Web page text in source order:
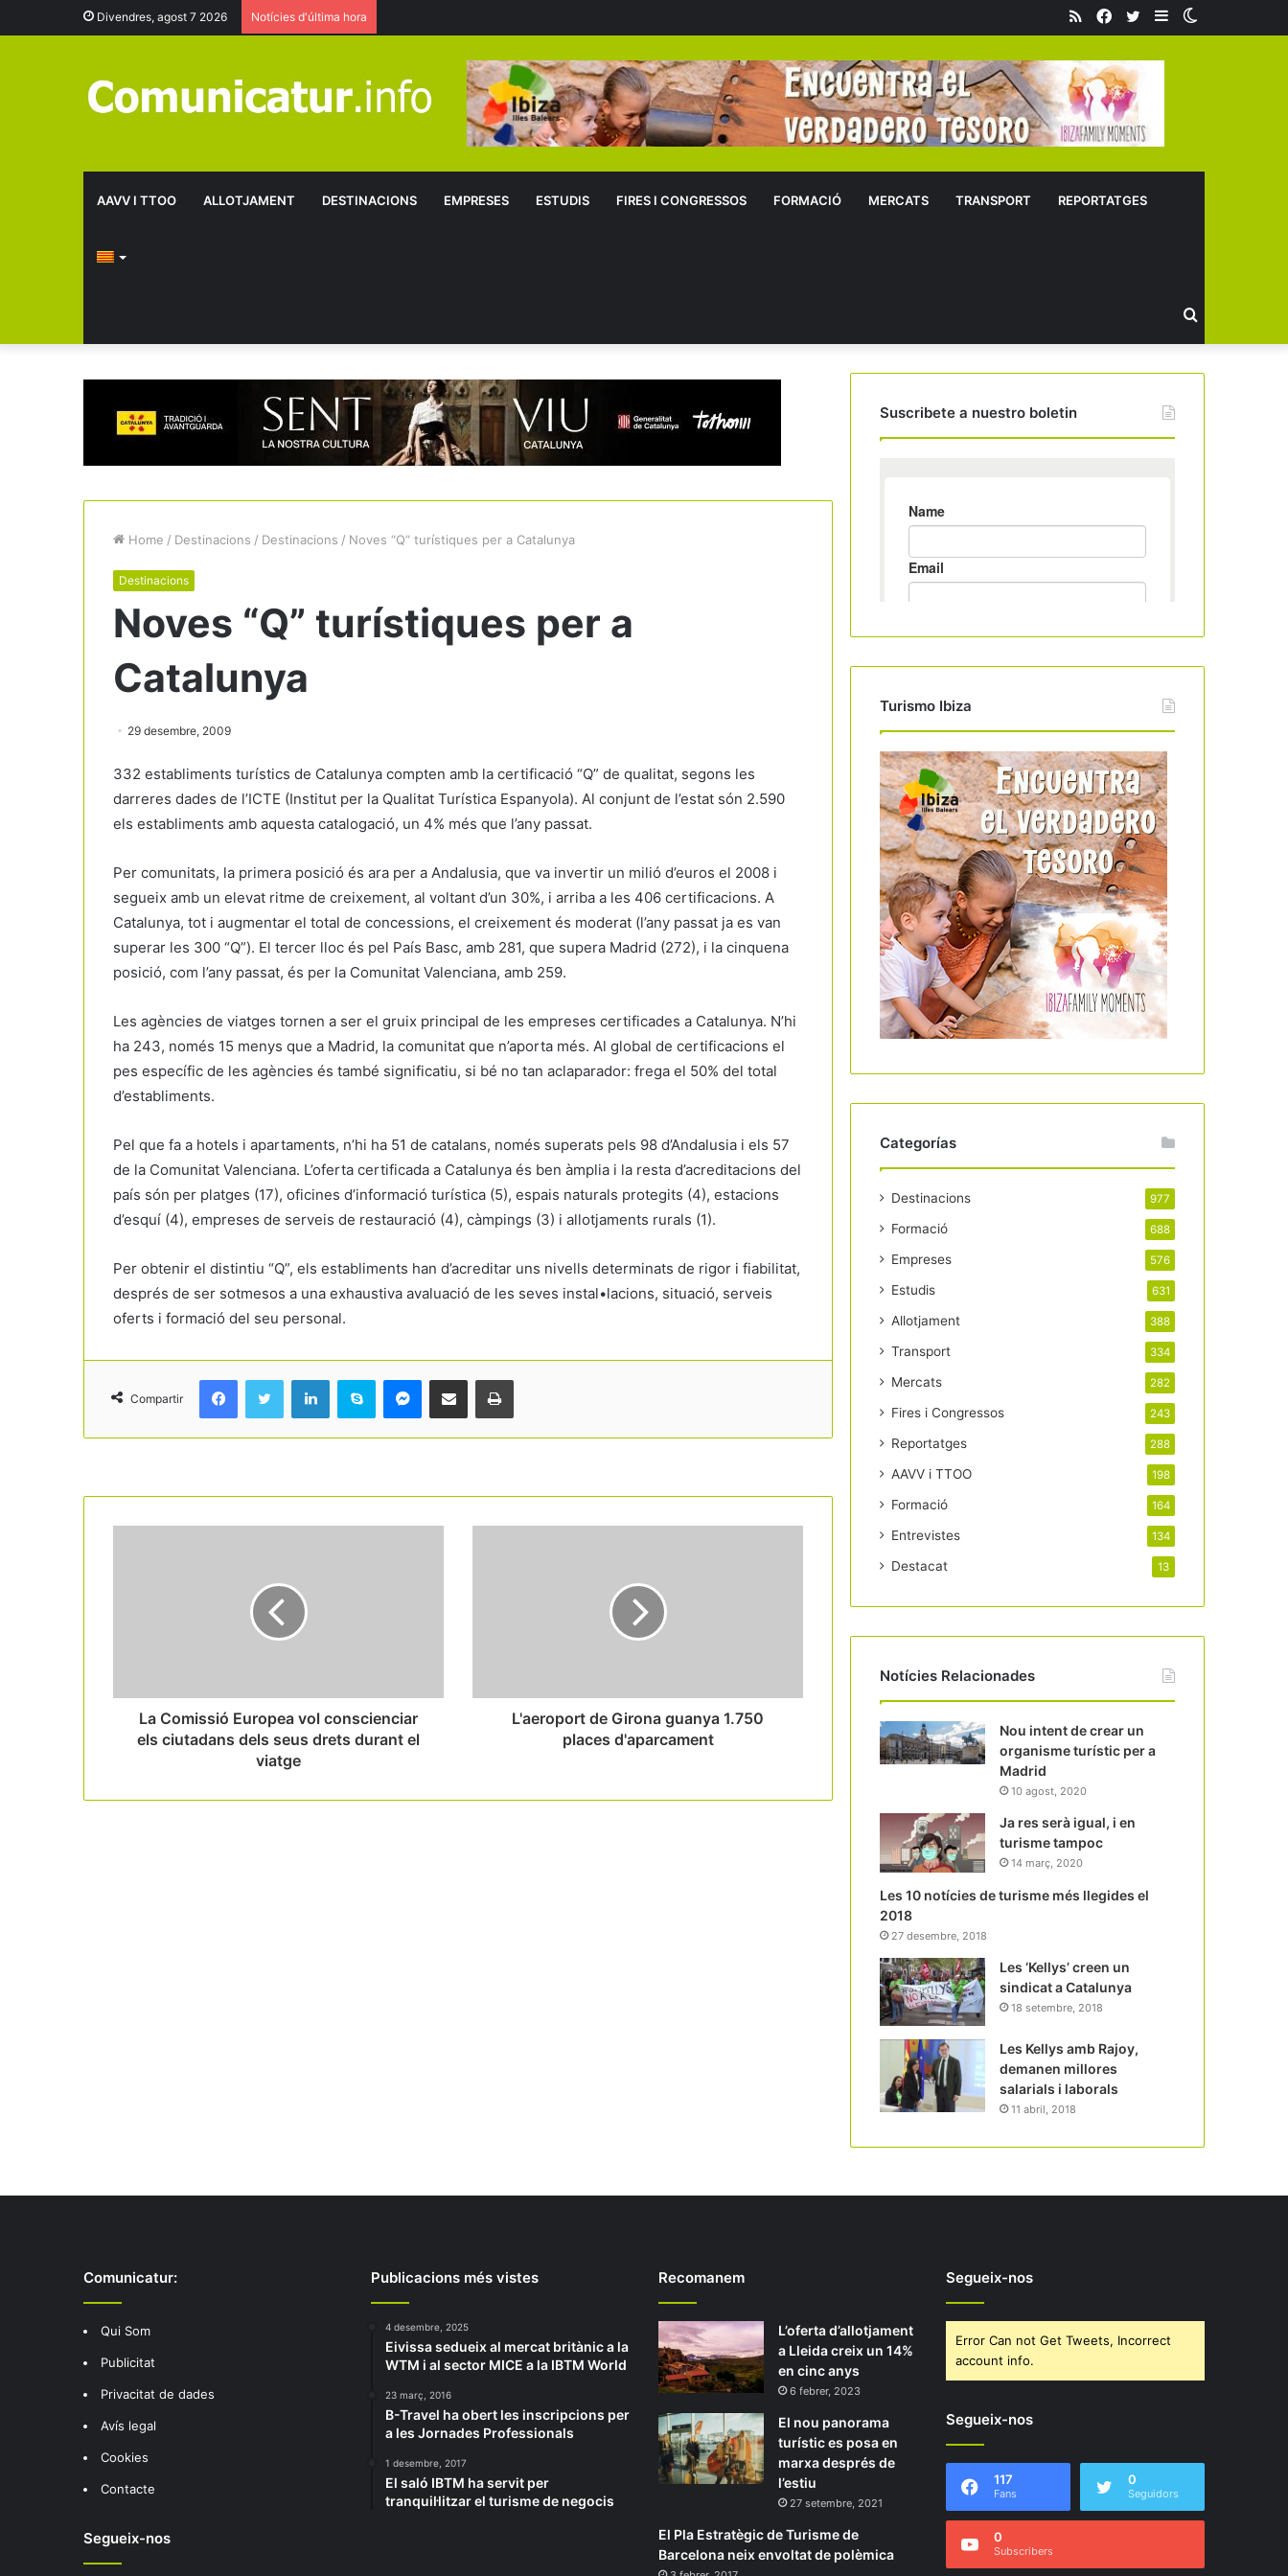
Divendres, agost 7 2026 Notícies d'última hora Sidebar
Twitter
Facebook
RSS
AAVV I TTOO ALLOTJAMENT DESTINACIONS EMPRESES ESTUDIS FIRES I CONGRESSOS FORMACIÓ MERCATS TRANSPORT REPORTATGES
Buscar
Home / Destinacions / Destinacions / Noves “Q” turístiques per a Catalunya
Destinacions
Noves “Q” turístiques per a
Catalunya
29 desembre, 2009
332 establiments turístics de Catalunya compten amb la certificació “Q” de qualitat, segons les
darreres dades de l’ICTE (Institut per la Qualitat Turística Espanyola). Al conjunt de l’estat són 2.590
els establiments amb aquesta catalogació, un 4% més que l’any passat.
Per comunitats, la primera posició és ara per a Andalusia, que va invertir un milió d’euros el 2008 i
segueix amb un elevat ritme de creixement, al voltant d’un 30%, i arriba a les 406 certificacions. A
Catalunya, tot i augmentar el total de concessions, el creixement és moderat (l’any passat ja es van
superar les 300 “Q”). El tercer lloc és pel País Basc, amb 281, que supera Madrid (272), i la cinquena
posició, com l’any passat, és per la Comunitat Valenciana, amb 259.
Les agències de viatges tornen a ser el gruix principal de les empreses certificades a Catalunya. N’hi
ha 243, només 15 menys que a Madrid, la comunitat que n’aporta més. Al global de certificacions el
pes específic de les agències és també significatiu, si bé no tan aclaparador: frega el 50% del total
d’establiments.
Pel que fa a hotels i apartaments, n’hi ha 51 de catalans, només superats pels 98 d’Andalusia i els 57
de la Comunitat Valenciana. L’oferta certificada a Catalunya és ben àmplia i la resta d’acreditacions del
país són per platges (17), oficines d’informació turística (5), espais naturals protegits (4), estacions
d’esquí (4), empreses de serveis de restauració (4), càmpings (3) i allotjaments rurals (1).
Per obtenir el distintiu “Q”, els establiments han d’acreditar uns nivells determinats de rigor i fiabilitat,
després de ser sotmesos a una exhaustiva avaluació de les seves instal•lacions, situació, serveis
oferts i formació del seu personal.
Compartir
La Comissió Europea vol conscienciar
els ciutadans dels seus drets durant el
viatge
L'aeroport de Girona guanya 1.750
places d'aparcament
Suscribete a nuestro boletin
Turismo Ibiza
Categorías
Destinacions 977
Formació 688
Empreses 576
Estudis 631
Allotjament 388
Transport 334
Mercats 282
Fires i Congressos 243
Reportatges 288
AAVV i TTOO 198
Formació 164
Entrevistes 134
Destacat 13
Notícies Relacionades
Nou intent de crear un
organisme turístic per a
Madrid
10 agost, 2020
Ja res serà igual, i en
turisme tampoc
14 març, 2020
Les 10 notícies de turisme més llegides el
2018
27 desembre, 2018
Les ‘Kellys’ creen un
sindicat a Catalunya
18 setembre, 2018
Les Kellys amb Rajoy,
demanen millores
salarials i laborals
11 abril, 2018
Comunicatur:
Qui Som
Publicitat
Privacitat de dades
Avís legal
Cookies
Contacte
Segueix-nos
Publicacions més vistes
4 desembre, 2025
Eivissa sedueix al mercat britànic a la
WTM i al sector MICE a la IBTM World
23 març, 2016
B-Travel ha obert les inscripcions per
a les Jornades Professionals
1 desembre, 2017
El saló IBTM ha servit per
tranquil·litzar el turisme de negocis
Recomanem
L’oferta d’allotjament
a Lleida creix un 14%
en cinc anys
6 febrer, 2023
El nou panorama
turístic es posa en
marxa després de
l’estiu
27 setembre, 2021
El Pla Estratègic de Turisme de
Barcelona neix envoltat de polèmica
Segueix-nos
Error Can not Get Tweets, Incorrect
account info.
Segueix-nos
117
Fans
0
Seguidors
0
Subscribers